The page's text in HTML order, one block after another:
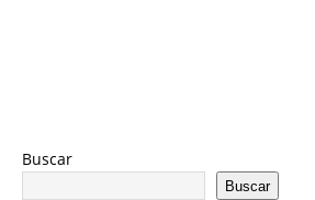
Buscar
Buscar